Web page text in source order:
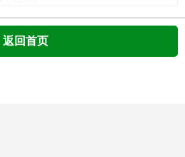
返回首页